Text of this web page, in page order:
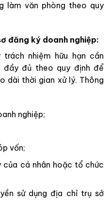
làm văn phòng theo quy
đăng ký doanh nghiệp:
nhiệm hữu hạn cần
đầy đủ theo quy định để
dài thời gian xử lý. Thông
nghiệp;
vốn;
của cá nhân hoặc tổ chức
sử dụng địa chỉ trụ sở